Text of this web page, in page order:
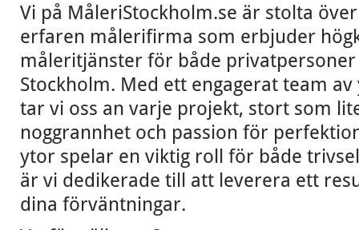
Vi på MåleriStockholm.se är stolta
erfaren målerifirma som erbjuder
måleritjänster för både
Stockholm. Med ett engagerat team
tar vi oss an varje projekt, stort som
noggrannhet och passion för
ytor spelar en viktig roll för både
är vi dedikerade till att leverera ett
dina förväntningar.